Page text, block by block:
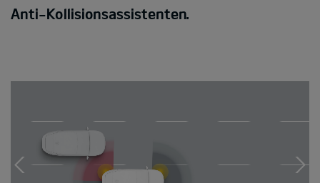
Anti-Kollisionsassistenten.